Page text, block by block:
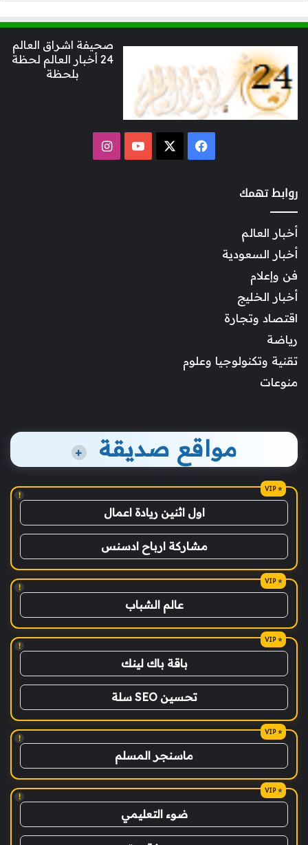
صحيفة اشراق العالم
24 أخبار العالم لحظة
بلحظة
فيسبوك ‫YouTubeانستقرام
روابط تهمك
أخبار العالم
أخبار السعودية
فن وإعلام
أخبار الخليج
اقتصاد وتجارة
رياضة
تقنية وتكنولوجيا وعلوم
منوعات
مواقع صديقة +
!
اول اثنين ريادة اعمال
مشاركة ارباح ادسنس
!
عالم الشباب
!
باقة باك لينك
تحسين SEO سلة
!
ماسنجر المسلم
!
ضوء التعليمي